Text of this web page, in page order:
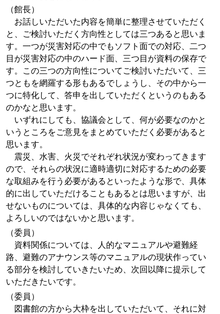
（館長）
お話しいただいた内容を簡単に整理させていただく
と、ご検討いただく方向性としては三つあると思いま
す。一つが災害対応の中でもソフト面での対応、二つ
目が災害対応の中のハード面、三つ目が資料の保存で
す。この三つの方向性についてご検討いただいて、三
つともを網羅する形もあるでしょうし、その中から一
つに特化して、答申を出していただくというのもある
のかなと思います。
いずれにしても、協議会として、何が必要なのかと
いうところをご意見をまとめていただく必要があると
思います。
震災、水害、火災でそれぞれ状況が変わってきます
ので、それらの状況に適時適切に対応するための必要
な取組みを行う必要があるといったような形で、具体
的に出していただけることもあるとは思いますが、出
せないものについては、具体的な内容じゃなくても、
よろしいのではないかと思います。
（委員）
資料関係については、人的なマニュアルや避難経
路、避難のアナウンス等のマニュアルの現状作ってい
る部分を検討していきたいため、次回以降に提示して
いただきたいです。
（委員）
図書館の方から大枠を出していただいて、それに対